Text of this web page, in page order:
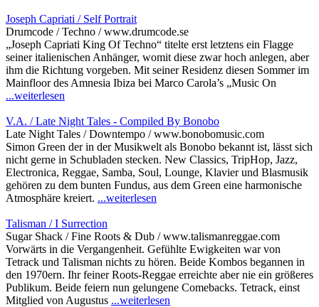
Joseph Capriati / Self Portrait
Drumcode / Techno / www.drumcode.se
„Joseph Capriati King Of Techno“ titelte erst letztens ein Flagge
seiner italienischen Anhänger, womit diese zwar hoch anlegen, aber
ihm die Richtung vorgeben. Mit seiner Residenz diesen Sommer im
Mainfloor des Amnesia Ibiza bei Marco Carola’s „Music On
...weiterlesen
V.A. / Late Night Tales - Compiled By Bonobo
Late Night Tales / Downtempo / www.bonobomusic.com
Simon Green der in der Musikwelt als Bonobo bekannt ist, lässt sich
nicht gerne in Schubladen stecken. New Classics, TripHop, Jazz,
Electronica, Reggae, Samba, Soul, Lounge, Klavier und Blasmusik
gehören zu dem bunten Fundus, aus dem Green eine harmonische
Atmosphäre kreiert. ...weiterlesen
Talisman / I Surrection
Sugar Shack / Fine Roots & Dub / www.talismanreggae.com
Vorwärts in die Vergangenheit. Gefühlte Ewigkeiten war von
Tetrack und Talisman nichts zu hören. Beide Kombos begannen in
den 1970ern. Ihr feiner Roots-Reggae erreichte aber nie ein größeres
Publikum. Beide feiern nun gelungene Comebacks. Tetrack, einst
Mitglied von Augustus ...weiterlesen